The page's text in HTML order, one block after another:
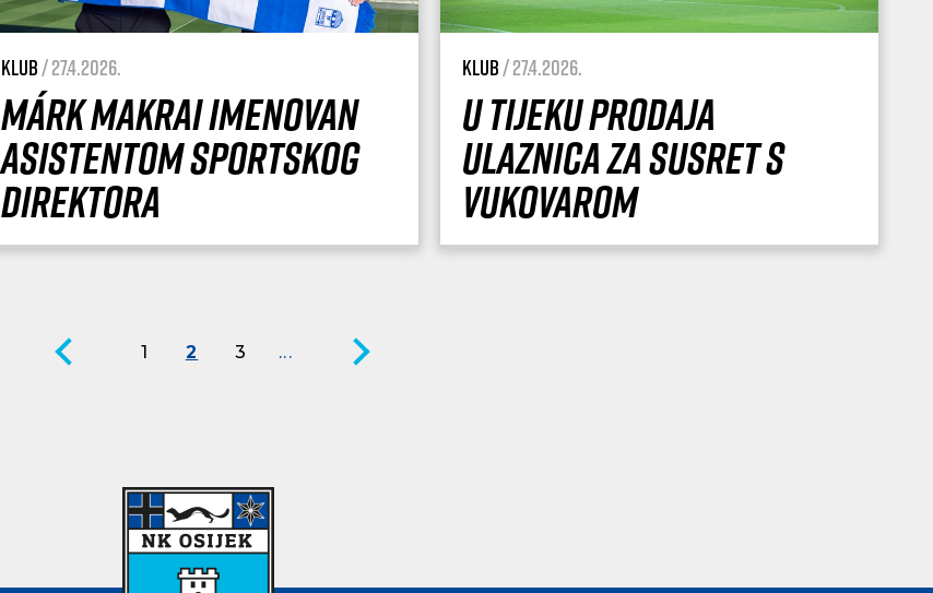
Klub/ 27.4.2026.
Márk Makrai imenovan
asistentom sportskog
direktora
Klub/ 27.4.2026.
U tijeku prodaja
ulaznica za susret s
Vukovarom
1 2 3 ...